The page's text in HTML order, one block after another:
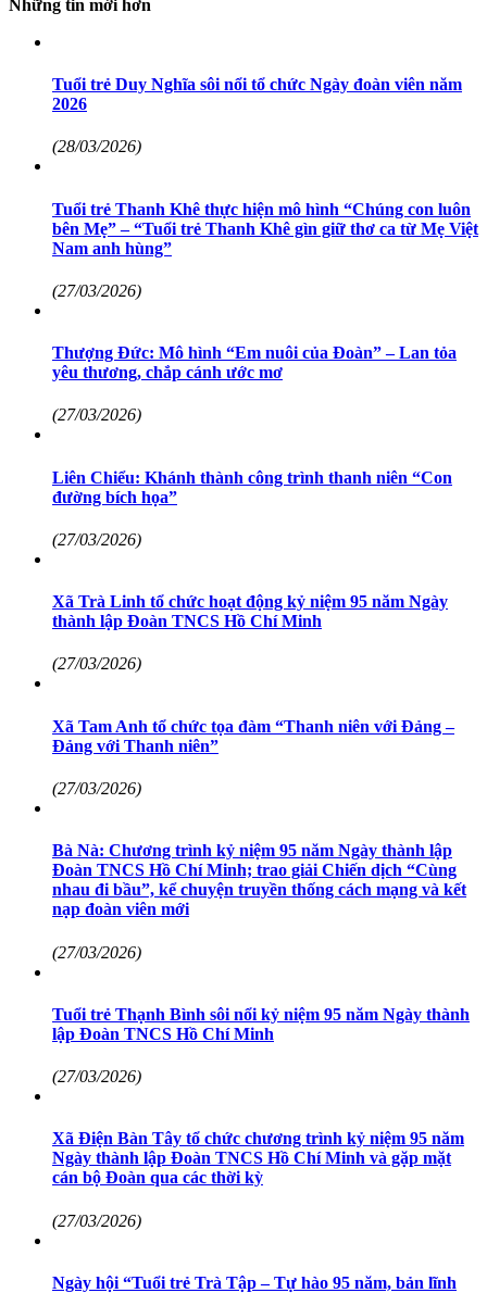
Những tin mới hơn
Tuổi trẻ Duy Nghĩa sôi nổi tổ chức Ngày đoàn viên năm
2026
(28/03/2026)
Tuổi trẻ Thanh Khê thực hiện mô hình “Chúng con luôn
bên Mẹ” – “Tuổi trẻ Thanh Khê gìn giữ thơ ca từ Mẹ Việt
Nam anh hùng”
(27/03/2026)
Thượng Đức: Mô hình “Em nuôi của Đoàn” – Lan tỏa
yêu thương, chắp cánh ước mơ
(27/03/2026)
Liên Chiểu​​​​​​​: Khánh thành công trình thanh niên “Con
đường bích họa”
(27/03/2026)
Xã Trà Linh tổ chức hoạt động kỷ niệm 95 năm Ngày
thành lập Đoàn TNCS Hồ Chí Minh
(27/03/2026)
Xã Tam Anh tổ chức tọa đàm “Thanh niên với Đảng –
Đảng với Thanh niên”
(27/03/2026)
Bà Nà: Chương trình kỷ niệm 95 năm Ngày thành lập
Đoàn TNCS Hồ Chí Minh; trao giải Chiến dịch “Cùng
nhau đi bầu”, kể chuyện truyền thống cách mạng và kết
nạp đoàn viên mới
(27/03/2026)
Tuổi trẻ Thạnh Bình sôi nổi kỷ niệm 95 năm Ngày thành
lập Đoàn TNCS Hồ Chí Minh
(27/03/2026)
Xã Điện Bàn Tây tổ chức chương trình kỷ niệm 95 năm
Ngày thành lập Đoàn TNCS Hồ Chí Minh và gặp mặt
cán bộ Đoàn qua các thời kỳ
(27/03/2026)
Ngày hội “Tuổi trẻ Trà Tập – Tự hào 95 năm, bản lĩnh